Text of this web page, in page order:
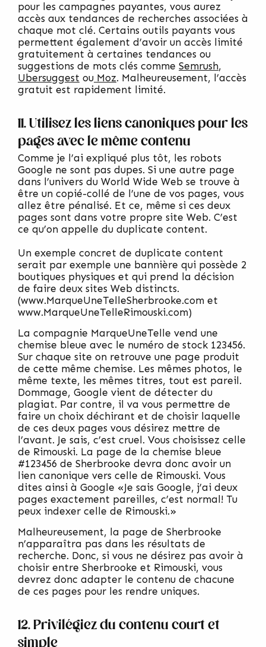
pour les campagnes payantes, vous aurez
accès aux tendances de recherches associées à
chaque mot clé. Certains outils payants vous
permettent également d’avoir un accès limité
gratuitement à certaines tendances ou
suggestions de mots clés comme Semrush,
Ubersuggest ou Moz. Malheureusement, l’accès
gratuit est rapidement limité.
11. Utilisez les liens canoniques pour les
pages avec le même contenu
Comme je l’ai expliqué plus tôt, les robots
Google ne sont pas dupes. Si une autre page
dans l’univers du World Wide Web se trouve à
être un copié-collé de l’une de vos pages, vous
allez être pénalisé. Et ce, même si ces deux
pages sont dans votre propre site Web. C’est
ce qu’on appelle du duplicate content.
Un exemple concret de duplicate content
serait par exemple une bannière qui possède 2
boutiques physiques et qui prend la décision
de faire deux sites Web distincts.
(www.MarqueUneTelleSherbrooke.com et
www.MarqueUneTelleRimouski.com)
La compagnie MarqueUneTelle vend une
chemise bleue avec le numéro de stock 123456.
Sur chaque site on retrouve une page produit
de cette même chemise. Les mêmes photos, le
même texte, les mêmes titres, tout est pareil.
Dommage, Google vient de détecter du
plagiat. Par contre, il va vous permettre de
faire un choix déchirant et de choisir laquelle
de ces deux pages vous désirez mettre de
l’avant. Je sais, c’est cruel. Vous choisissez celle
de Rimouski. La page de la chemise bleue
#123456 de Sherbrooke devra donc avoir un
lien canonique vers celle de Rimouski. Vous
dites ainsi à Google «Je sais Google, j’ai deux
pages exactement pareilles, c’est normal! Tu
peux indexer celle de Rimouski.»
Malheureusement, la page de Sherbrooke
n’apparaîtra pas dans les résultats de
recherche. Donc, si vous ne désirez pas avoir à
choisir entre Sherbrooke et Rimouski, vous
devrez donc adapter le contenu de chacune
de ces pages pour les rendre uniques.
12. Privilégiez du contenu court et